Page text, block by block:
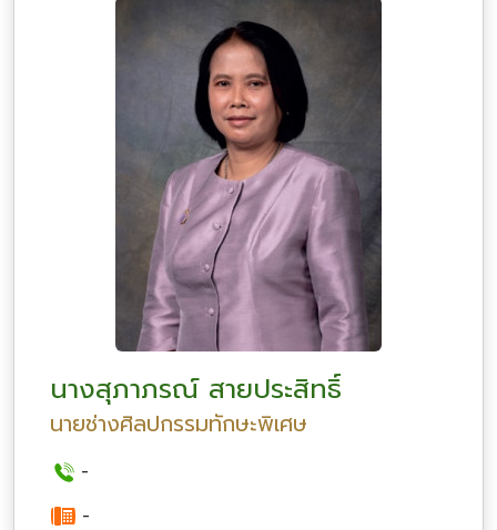
นางสุภาภรณ์ สายประสิทธิ์
นายช่างศิลปกรรมทักษะพิเศษ
-
-